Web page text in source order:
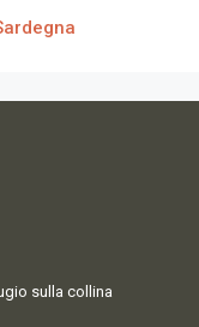
sulla collina